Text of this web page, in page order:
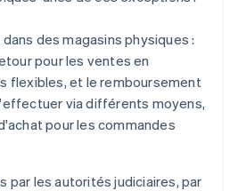
des magasins physiques :
pour les ventes en
flexibles, et le remboursement
via différents moyens,
pour les commandes
par les autorités judiciaires, par